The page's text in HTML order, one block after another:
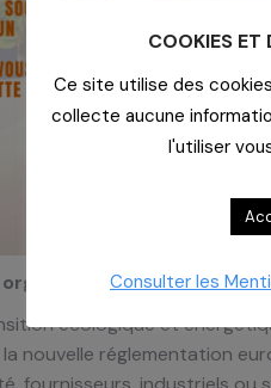
»
écologique et
nouvelle réglementation
COOKIES ET
Ce site utilise des
collecte aucune
l'utiliser
Consulter les